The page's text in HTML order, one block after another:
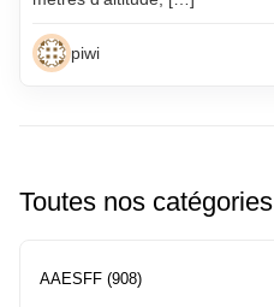
piwi
Toutes nos catégories
AAESFF (908)